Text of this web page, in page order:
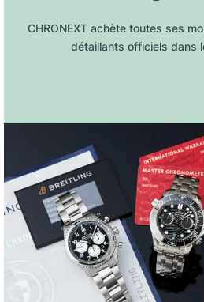
CHRONEXT achète toutes ses
détaillants officiels dans